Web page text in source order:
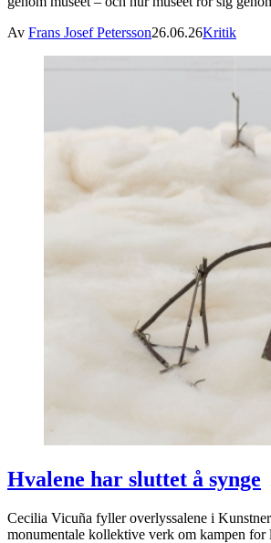
Av Frans Josef Petersson26.06.26Kritik
Hvalene har sluttet å synge
Cecilia Vicuña fyller overlyssalene i
monumentale kollektive verk om kampen for